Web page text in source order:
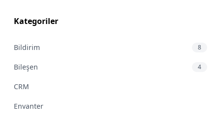
Kategoriler
Bildirim 8
Bileşen 4
CRM
Envanter